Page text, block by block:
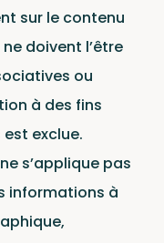
sur le contenu
doivent l’être
ou
à des fins
exclue.
s’applique pas
informations à